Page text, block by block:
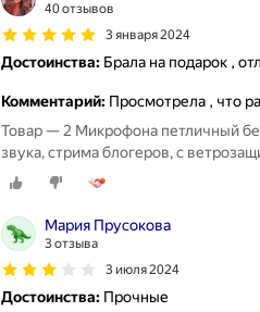
40 отзывов
3 января 2024
Достоинства: Брала на подарок ,
Комментарий: Просмотрела , что
Товар — 2 Микрофона петличный
звука, стрима блогеров, с
Мария Прусокова
3 отзыва
3 июля 2024
Достоинства: Прочные